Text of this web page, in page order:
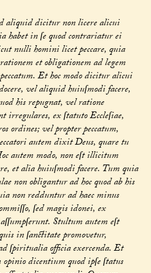
aliquid dicitur non licere alicui
habet in ſe quod contrariatur ei
nulli homini licet peccare, quia
et obligationem ad legem
Et hoc modo dicitur alicui
vel aliquid huiuſmodi facere,
his repugnat, vel ratione
irregulares, ex ſtatuto Eccleſiae,
ordines; vel propter peccatum,
autem dixit Deus, quare tu
autem modo, non eſt illicitum
et alia huiuſmodi facere. Tum quia
non obligantur ad hoc quod ab his
non redduntur ad haec minus
ſed magis idonei, ex
Stultum autem eſt
in ſanctitate promovetur,
ſpiritualia officia exercenda. Et
dicentium quod ipſe ſtatus